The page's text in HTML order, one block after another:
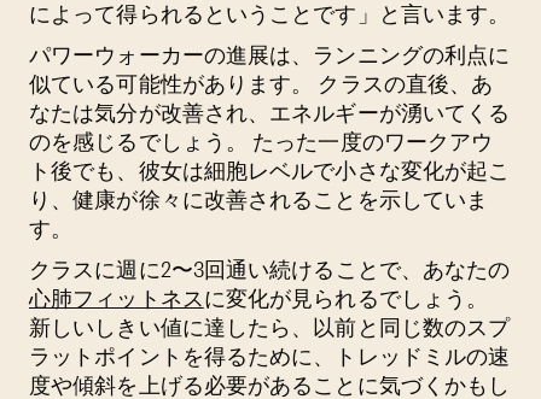
によって得られるということです」と言います。
パワーウォーカーの進展は、ランニングの利点に
似ている可能性があります。 クラスの直後、あ
なたは気分が改善され、エネルギーが湧いてくる
のを感じるでしょう。 たった一度のワークアウ
ト後でも、彼女は細胞レベルで小さな変化が起こ
り、健康が徐々に改善されることを示していま
す。
クラスに週に2〜3回通い続けることで、あなたの
心肺フィットネス に変化が見られるでしょう。
新しいしきい値に達したら、以前と同じ数のスプ
ラットポイントを得るために、トレッドミルの速
度や傾斜を上げる必要があることに気づくかもし